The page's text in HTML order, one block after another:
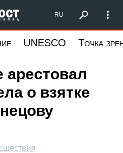
Северо-Запад
RU
UNESCO Точка
арестовал
о взятке